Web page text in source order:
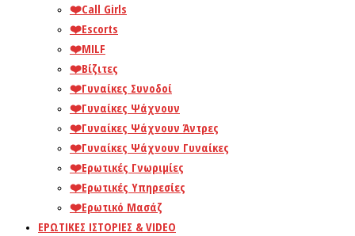
❤️️Call Girls
❤️️Escorts
❤️️MILF
❤️️Βίζιτες
❤️️Γυναίκες Συνοδοί
❤️️Γυναίκες Ψάχνουν
❤️️Γυναίκες Ψάχνουν Άντρες
❤️️Γυναίκες Ψάχνουν Γυναίκες
❤️️Ερωτικές Γνωριμίες
❤️️Ερωτικές Υπηρεσίες
❤️️Ερωτικό Μασάζ
ΕΡΩΤΙΚΕΣ ΙΣΤΟΡΙΕΣ & VIDEO